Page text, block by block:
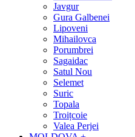
Javgur
Gura Galbenei
Lipoveni
Mihailovca
Porumbrei
Sagaidac
Satul Nou
Selemet
Suric
Topala
Troițcoie
Valea Perjei